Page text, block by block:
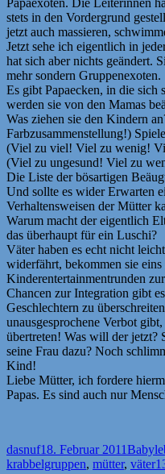
Papaexoten. Die Leiterinnen
stets in den Vordergrund
jetzt auch massieren,
Jetzt sehe ich eigentlich in
hat sich aber nichts geändert.
mehr sondern Gruppenexoten.
Es gibt Papaecken, in die sich
werden sie von den Mamas
Was ziehen sie den Kindern
Farbzusammenstellung!)
(Viel zu viel! Viel zu wenig!
(Viel zu ungesund! Viel zu
Die Liste der bösartigen
Und sollte es wider Erwarten
Verhaltensweisen der Mütter
Warum macht der eigentlich
das überhaupt für ein Luschi?
Väter haben es echt nicht
widerfährt, bekommen sie
Kinderentertainmentrunden
Chancen zur Integration gibt
Geschlechtern zu
unausgesprochene Verbot
übertreten! Was will der jetzt?
seine Frau dazu? Noch
Kind!
Liebe Mütter, ich fordere
Papas. Es sind auch nur
Autor
dasnufVeröffentlicht
am
18. Februar 2011
krabbelgruppen, mütter, väter